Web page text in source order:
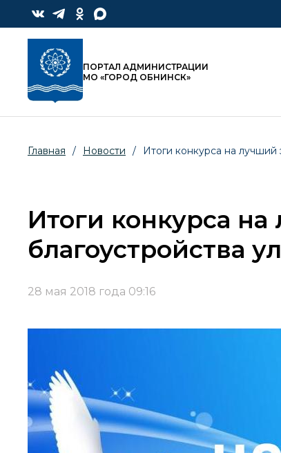
ПОРТАЛ АДМИНИСТРАЦИИ
МО «ГОРОД ОБНИНСК»
Главная / Новости / Итоги конкурса на лучший
Итоги конкурса
благоустройства
28 мая 2018 года 09:16